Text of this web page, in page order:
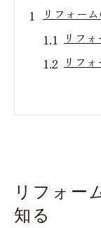
リフォー
リフ
リフ
リフ
リフォー
知る